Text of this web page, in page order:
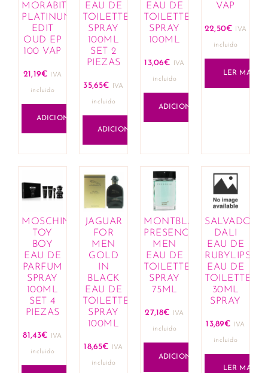
MORABITO
PLATINUM
EDIT
OUD EP
100 VAP
21,19€ IVA
incluido
ADICIONAR
EAU DE
TOILETTE
SPRAY
100ML
SET 2
PIEZAS
35,65€ IVA
incluido
ADICIONAR
EAU DE
TOILETTE
SPRAY
100ML
13,06€ IVA
incluido
ADICIONAR
VAP
22,50€ IVA
incluido
LER MAIS
MOSCHINO
TOY
BOY
EAU DE
PARFUM
SPRAY
100ML
SET 4
PIEZAS
81,43€ IVA
incluido
JAGUAR
FOR
MEN
GOLD
IN
BLACK
EAU DE
TOILETTE
SPRAY
100ML
18,65€ IVA
incluido
MONTBLANC
PRESENCE
MEN
EAU DE
TOILETTE
SPRAY
75ML
27,18€ IVA
incluido
ADICIONAR
SALVADOR
DALI
EAU DE
RUBYLIPS
EAU DE
TOILETTE
30ML
SPRAY
13,89€ IVA
incluido
LER MAIS